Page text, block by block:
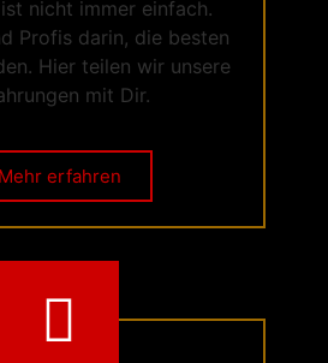
nicht immer einfach.
Profis darin, die besten
Hier teilen wir unsere
mit Dir.
Mehr erfahren